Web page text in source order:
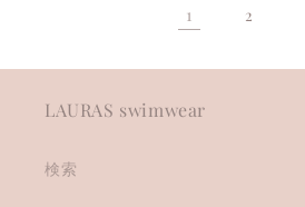
1 2
LAURAS swimwear
検索